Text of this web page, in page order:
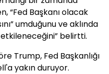
“Fed Başkanı olacak
umduğunu ve aklında
belirtti.
Trump, Fed Başkanlığı
yakın duruyor.